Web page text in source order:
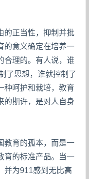
的正当性，抑制并批
的意义确定在培养一
合理的。有人说，谁
了思想，谁就控制了
种呵护和栽培，教育
的期许，是对人自身
教育的孤本，而是一
育的标准产品。当一
并为911感到无比高